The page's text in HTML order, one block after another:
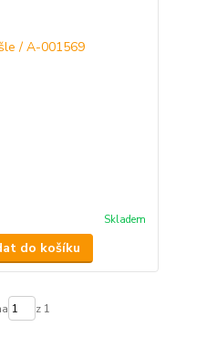
Skladem
do košíku
z 1